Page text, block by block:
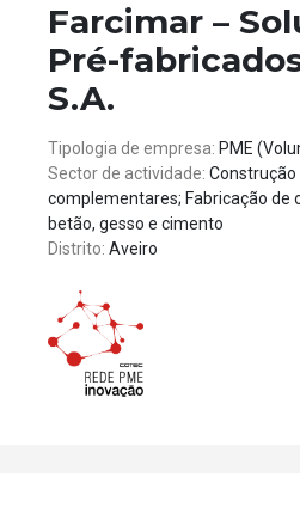
Farcimar –
Pré-
S.A.
Tipologia de empresa: PME
Sector de actividade: Construção
complementares; Fabricação de
betão, gesso e cimento
Distrito: Aveiro